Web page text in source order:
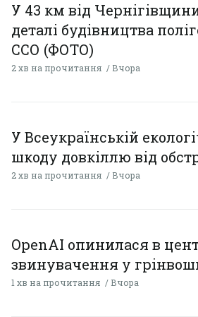
У 43 км від
деталі будівництва
ССО (ФОТО)
2 хв на прочитання Вчора
У Всеукраїнській
шкоду довкіллю від
2 хв на прочитання Вчора
OpenAI опинилася в
звинувачення у
1 хв на прочитання Вчора